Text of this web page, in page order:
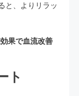
と、よりリラッ
果で血流改善
ト